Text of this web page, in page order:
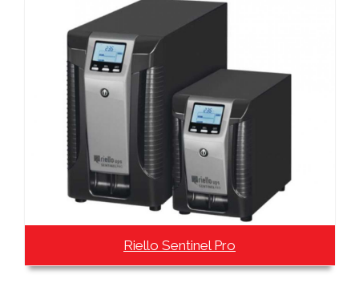
Riello Sentinel Pro